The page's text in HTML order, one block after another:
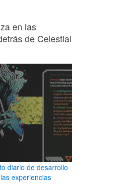
en las
de Celestial
diario de desarrollo
experiencias